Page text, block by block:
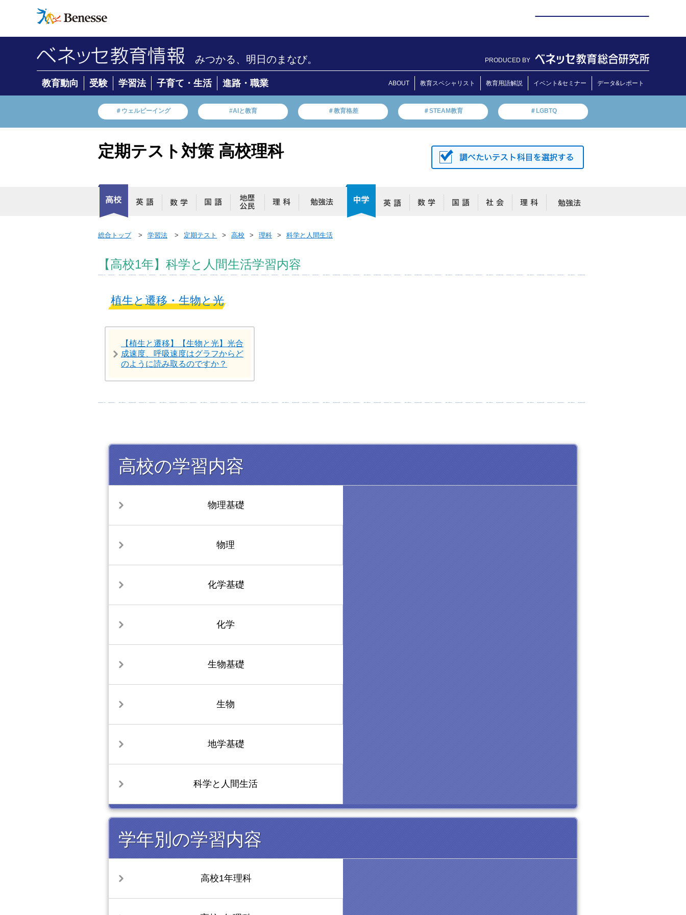
みつかる、明日のまなび。 PRODUCED BY
教育動向 受験 学習法 子育て・生活 進路・職業 ABOUT 教育スペシャリスト 教育用語解説 イベント&セミナー データ&レポート
＃ウェルビーイング #AIと教育 ＃教育格差 ＃STEAM教育 ＃LGBTQ
定期テスト対策 高校理科
総合トップ 学習法 定期テスト 高校 理科 科学と人間生活
【高校1年】科学と人間生活学習内容
植生と遷移・生物と光
【植生と遷移】【生物と光】光合
成速度、呼吸速度はグラフからど
のように読み取るのですか？
高校の学習内容
物理基礎
物理
化学基礎
化学
生物基礎
生物
地学基礎
科学と人間生活
学年別の学習内容
高校1年理科